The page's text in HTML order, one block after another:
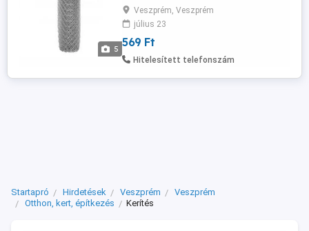
5
Lyukelosztás: 7cm x 7cm. Egy tekercs 25
méter hosszú. A vastagság lehet: 1,8mm
2,0mm 2,2mm. Magasság: 100cm, 120cm,
150cm, 170cm, 200cm. Kapható PVC-s
változatban is! Rendelését házhoz is
Veszprém, Veszprém
július 23
569 Ft
Hitelesített telefonszám
Startapró Hirdetések Veszprém
Veszprém
Otthon, kert, építkezés
Kerítés